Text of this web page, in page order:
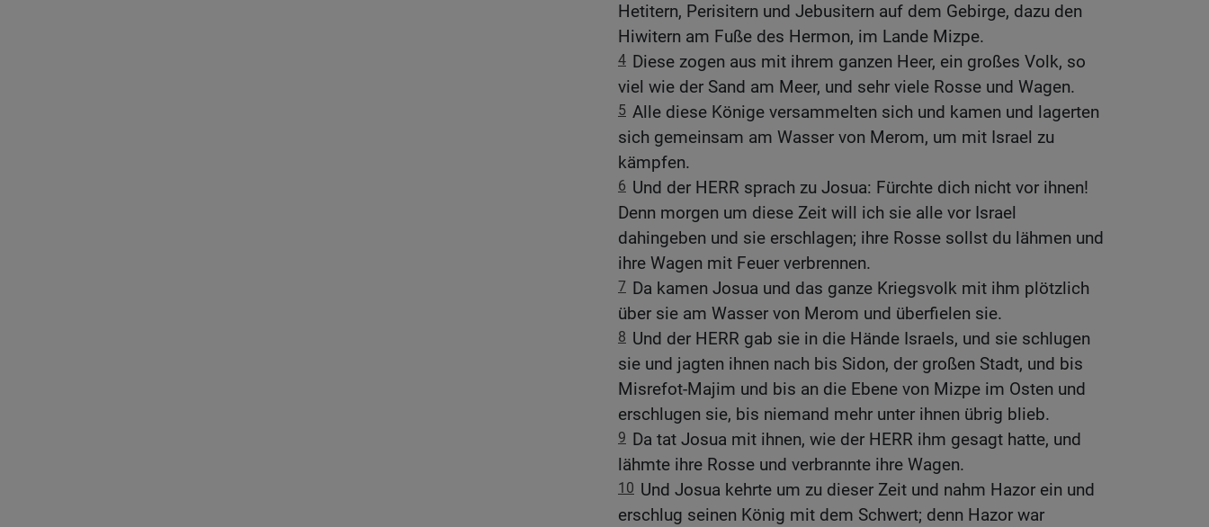
Hetitern, Perisitern und Jebusitern auf dem Gebirge, dazu den
Hiwitern am Fuße des Hermon, im Lande Mizpe.
4 Diese zogen aus mit ihrem ganzen Heer, ein großes Volk, so
viel wie der Sand am Meer, und sehr viele Rosse und Wagen.
5 Alle diese Könige versammelten sich und kamen und lagerten
sich gemeinsam am Wasser von Merom, um mit Israel zu
kämpfen.
6 Und der HERR sprach zu Josua: Fürchte dich nicht vor ihnen!
Denn morgen um diese Zeit will ich sie alle vor Israel
dahingeben und sie erschlagen; ihre Rosse sollst du lähmen und
ihre Wagen mit Feuer verbrennen.
7 Da kamen Josua und das ganze Kriegsvolk mit ihm plötzlich
über sie am Wasser von Merom und überfielen sie.
8 Und der HERR gab sie in die Hände Israels, und sie schlugen
sie und jagten ihnen nach bis Sidon, der großen Stadt, und bis
Misrefot-Majim und bis an die Ebene von Mizpe im Osten und
erschlugen sie, bis niemand mehr unter ihnen übrig blieb.
9 Da tat Josua mit ihnen, wie der HERR ihm gesagt hatte, und
lähmte ihre Rosse und verbrannte ihre Wagen.
10 Und Josua kehrte um zu dieser Zeit und nahm Hazor ein und
erschlug seinen König mit dem Schwert; denn Hazor war